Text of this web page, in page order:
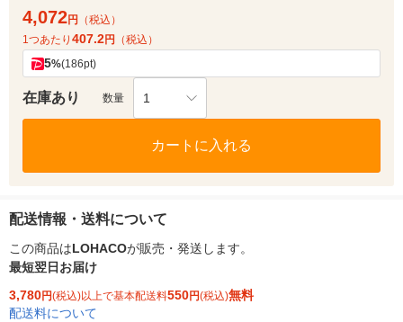
4,072円
（税込）
1つあたり 407.2円 （税込）
5%(186pt)
在庫あり 数量 1
カートに入れる
配送情報・送料について
この商品はLOHACOが販売・発送します。
最短翌日お届け
3,780円(税込)以上で基本配送料550円(税込)無料
配送料について